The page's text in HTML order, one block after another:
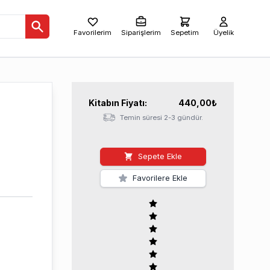
Favorilerim Siparişlerim Sepetim Üyelik
Kitabın Fiyatı: 440,00₺
Temin süresi 2-3 gündür.
Sepete Ekle
Favorilere Ekle